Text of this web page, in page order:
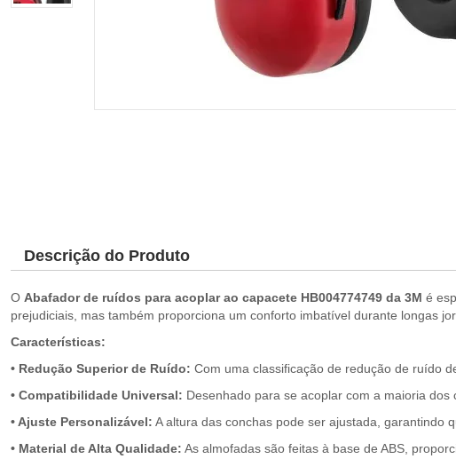
Descrição do Produto
O Abafador de ruídos para acoplar ao capacete HB004774749 da 3M é
prejudiciais, mas também proporciona um conforto imbatível durante longas
Características:
• Redução Superior de Ruído: Com uma classificação de redução de ruído
• Compatibilidade Universal: Desenhado para se acoplar com a maioria
• Ajuste Personalizável: A altura das conchas pode ser ajustada, garantindo
• Material de Alta Qualidade: As almofadas são feitas à base de ABS,